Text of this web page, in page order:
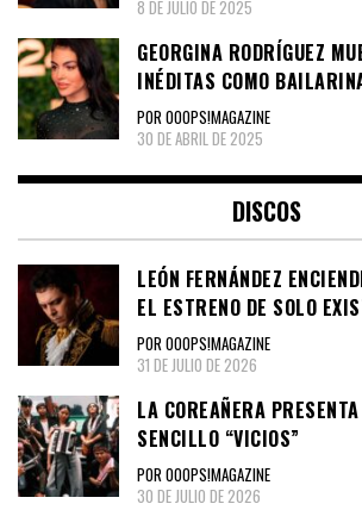
8 DE JULIO DE 2025
GEORGINA RODRÍGUEZ
INÉDITAS COMO
POR OOOPS!MAGAZINE
30 DE ABRIL DE 2025
DISCOS
LEÓN FERNÁNDEZ
EL ESTRENO DE SOLO
POR OOOPS!MAGAZINE
31 DE JULIO DE 2026
LA COREAÑERA
SENCILLO “VICIOS”
POR OOOPS!MAGAZINE
30 DE JULIO DE 2026